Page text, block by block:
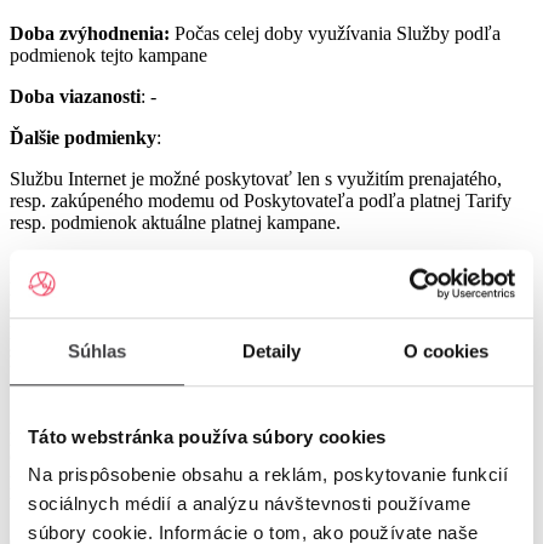
Súhlas Detaily O cookies
Táto webstránka používa súbory cookies
Na prispôsobenie obsahu a reklám, poskytovanie funkcií
sociálnych médií a analýzu návštevnosti používame
súbory cookie. Informácie o tom, ako používate naše
Doba zvýhodnenia: Počas celej doby využívania Služby podľa
podmienok tejto kampane
Doba viazanosti: -
Ďalšie podmienky:
Službu Internet je možné poskytovať len s využitím prenajatého,
resp. zakúpeného modemu od Poskytovateľa podľa platnej Tarify
resp. podmienok aktuálne platnej kampane.
Službu UPC Internet 1000 je možné poskytovať len s využitím
prenajatého resp. zakúpeného modemu GIGA ConnectBox
alebo GIGA Connect Box 6 (podľa dostupnosti) od Poskytovateľa
s odbornou inštaláciou), a to v lokalitách špecifikovaných v Tarife
poskytovať len s využitím prenajatého resp. zakúpeného modemu
podmienok aktuálne platnej kampane (len s odbornou inštaláciou), a
to v lokalitách špecifikovaných v Tarife UPC Internet.